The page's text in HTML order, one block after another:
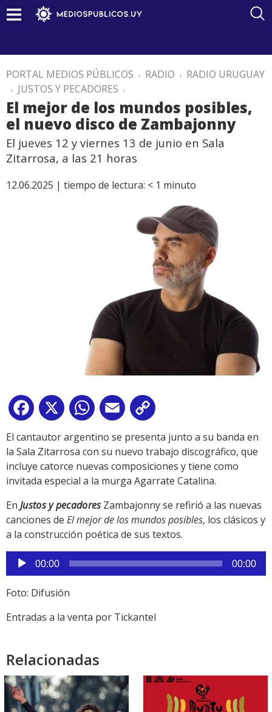
PORTAL MEDIOS PÚBLICOS . RADIO . RADIO URUGUAY
. JUSTOS Y PECADORES .
El mejor de los mundos posibles,
el nuevo disco de Zambajonny
El jueves 12 y viernes 13 de junio en Sala
Zitarrosa, a las 21 horas
12.06.2025 | tiempo de lectura: < 1 minuto
Facebook
X WhatsApp
Email
Link
El cantautor argentino se presenta junto a su banda en
la Sala Zitarrosa con su nuevo trabajo discográfico, que
incluye catorce nuevas composiciones y tiene como
invitada especial a la murga Agarrate Catalina.
En Justos y pecadoresZambajonny se refirió a las nuevas
canciones de El mejor de los mundos posibles, los clásicos y
a la construcción poética de sus textos.
Reproductor
de
audio
00:00 00:00
Foto: Difusión
Entradas a la venta por Tickantel
Relacionadas